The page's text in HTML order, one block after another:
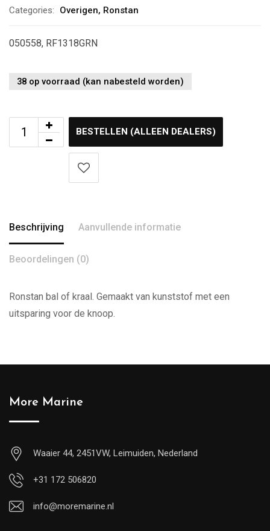
Categories:
Overigen, Ronstan
050558, RF1318GRN
38 op voorraad (kan nabesteld worden)
BESTELLEN (ALLEEN DEALERS)
Beschrijving Aanvullende informatie
Beoordelingen (0)
Ronstan bal of kraal. Gemaakt van kunststof met een
uitsparing voor de knoop.
More Marine
Waaier 44, 2451VW, Leimuiden, Nederland
+31 172 506820
info@moremarine.nl